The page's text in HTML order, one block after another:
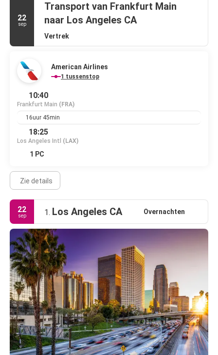
22
sep
Transport van Frankfurt Main
naar Los Angeles CA
Vertrek
American Airlines
1 tussenstop
10:40
Frankfurt Main (FRA)
16uur 45min
18:25
Los Angeles Intl (LAX)
1 PC
Zie details
22
sep 1. Los Angeles CA Overnachten